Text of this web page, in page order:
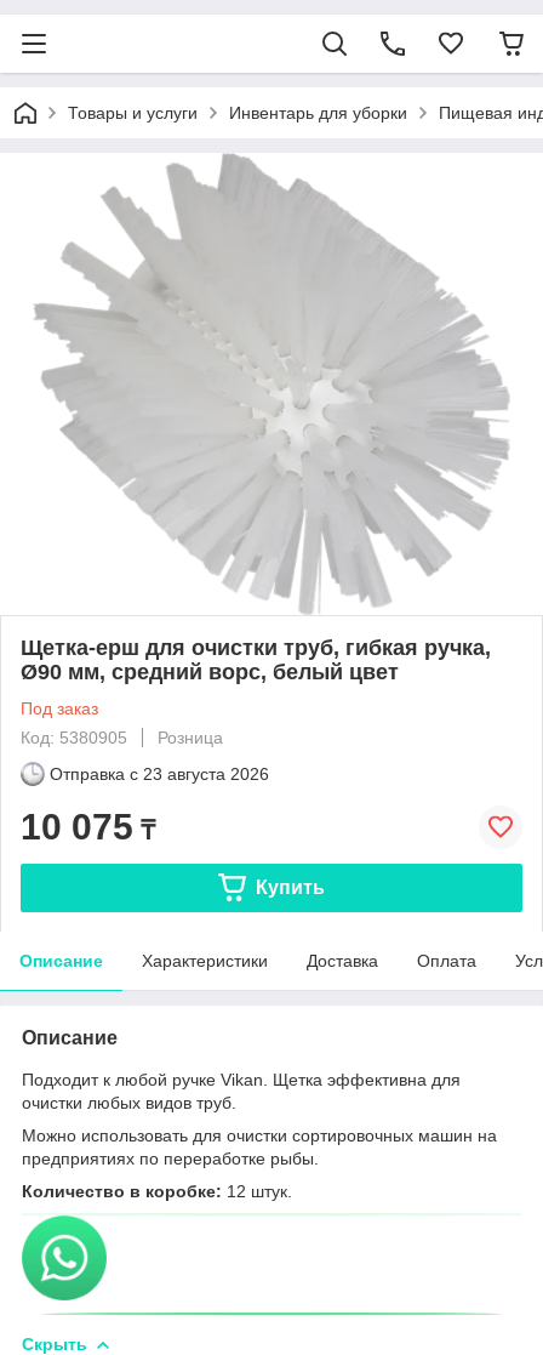
Товары и услуги Инвентарь для уборки Пищевая
Щетка-ерш для очистки труб, гибкая ручка,
Ø90 мм, средний ворс, белый цвет
Под заказ
Код: 5380905
Розница
Отправка с 23 августа 2026
10 075 ₸
Купить
Описание Характеристики Доставка Оплата
Описание
Подходит к любой ручке Vikan. Щетка эффективна для
очистки любых видов труб.
Можно использовать для очистки сортировочных машин на
предприятиях по переработке рыбы.
Количество в коробке: 12 штук.
Скрыть